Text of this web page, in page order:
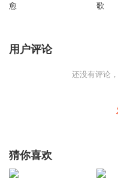
愈
歌
用户评论
还没有评论
猜你喜欢